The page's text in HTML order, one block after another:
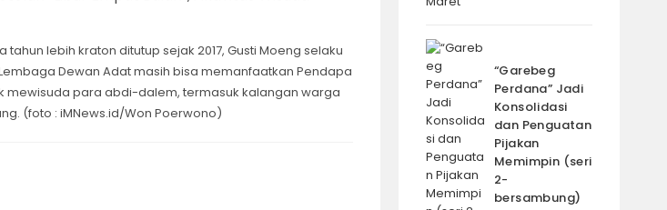
tahun lebih kraton ditutup sejak 2017, Gusti Moeng selaku
Dewan Adat masih bisa memanfaatkan Pendapa
mewisuda para abdi-dalem, termasuk kalangan warga
(foto : iMNews.id/Won Poerwono)
“Garebeg
Perdana” Jadi
Konsolidasi
dan Penguatan
Pijakan
Memimpin (seri
2-
bersambung)